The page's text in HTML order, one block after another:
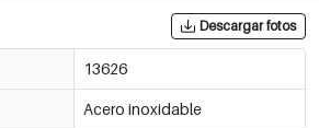
Descargar fotos
13626
Acero inoxidable